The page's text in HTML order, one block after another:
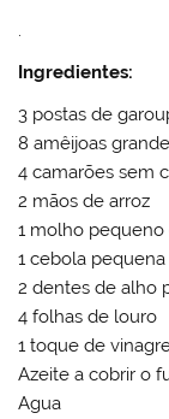
Ingredientes:
3 postas de
8 amêijoas
4 camarões sem
2 mãos de arroz
1 molho pequeno
1 cebola
2 dentes de alho
4 folhas de louro
1 toque de
Azeite a cobrir o
Agua